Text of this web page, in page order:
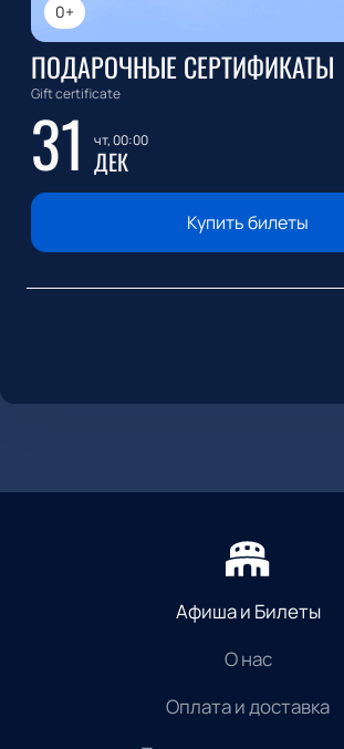
0+
ПОДАРОЧНЫЕ СЕРТИФИКАТЫ
Gift certificate
31 чт, 00:00
ДЕК
Купить билеты
Афиша и Билеты
О нас
Оплата и доставка